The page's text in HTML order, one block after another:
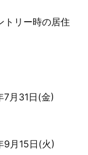
リー時の居住
月31日(金)
月15日(火)